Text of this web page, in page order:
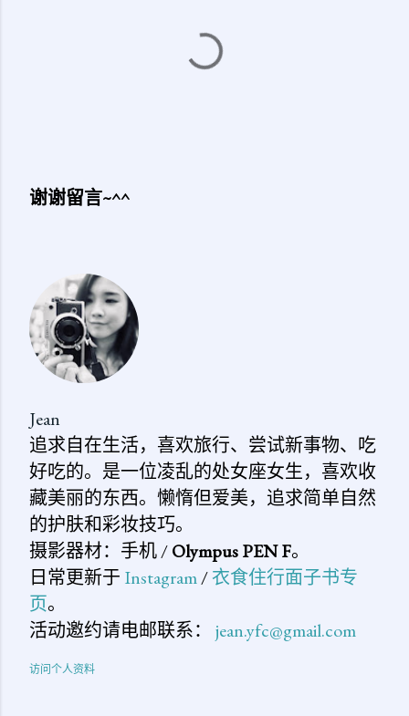
论
谢谢留言~^^
Jean
追求自在生活，喜欢旅行、尝试新事物、吃
好吃的。是一位凌乱的处女座女生，喜欢收
藏美丽的东西。懒惰但爱美，追求简单自然
的护肤和彩妆技巧。
摄影器材：手机 /Olympus PEN F。
日常更新于 Instagram/衣食住行面子书专
页。
活动邀约请电邮联系： jean.yfc@gmail.com
访问个人资料